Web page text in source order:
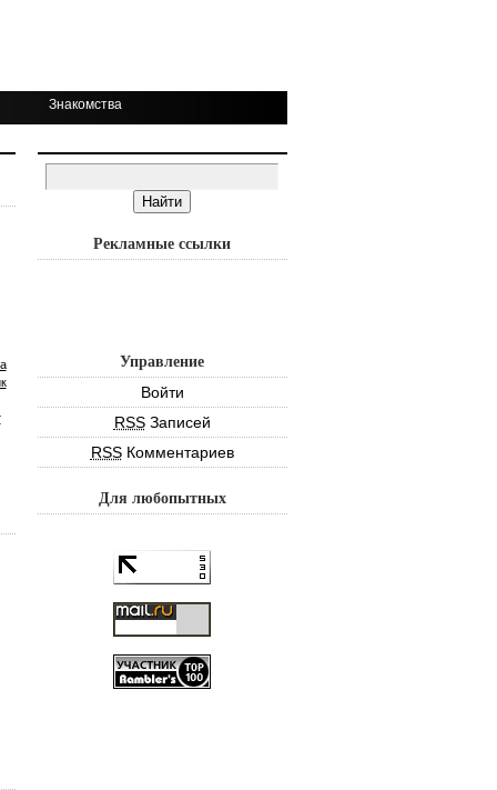
Знакомства
Рекламные ссылки
Управление
Войти
RSSЗаписей
RSSКомментариев
Для любопытных